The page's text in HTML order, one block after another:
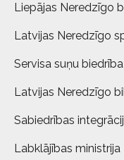
Liepājas Neredzīgo
Latvijas Neredzīgo
Servisa suņu
Latvijas Neredzīgo
Sabiedrības
Labklājības ministrija